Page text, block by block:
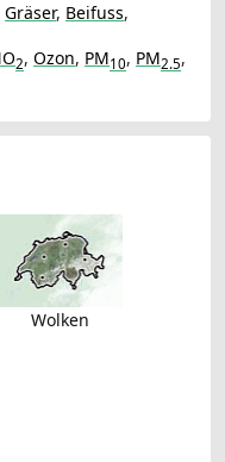
Gräser, Beifuss,
2, Ozon, PM10, PM2.5,
Wolken